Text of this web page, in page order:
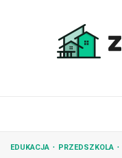
EDUKACJA PRZEDSZKOLA